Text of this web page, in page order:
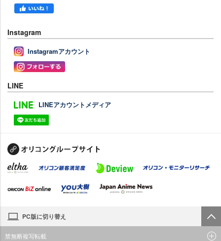
Instagram
Instagramアカウント
LINE
LINEアカウントメディア
PC版に切り替え
禁無断複写転載